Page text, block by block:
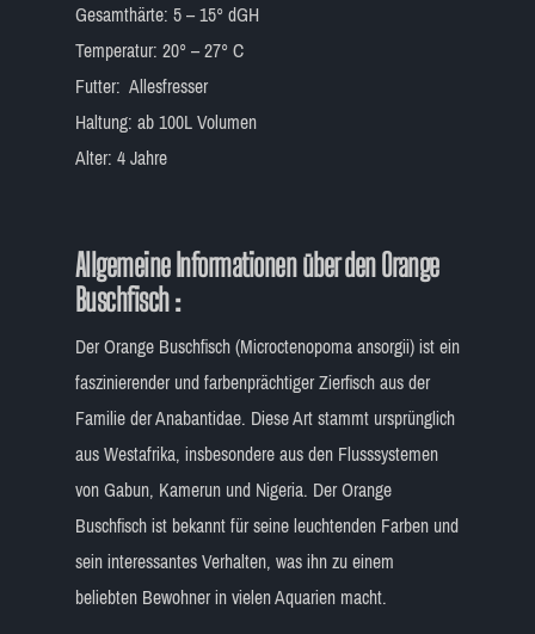
Gesamthärte: 5 – 15° dGH
Temperatur: 20° – 27° C
Futter: Allesfresser
Haltung: ab 100L Volumen
Alter: 4 Jahre
Allgemeine Informationen über den Orange
Buschfisch :
Der Orange Buschfisch (Microctenopoma ansorgii) ist ein
faszinierender und farbenprächtiger Zierfisch aus der
Familie der Anabantidae. Diese Art stammt ursprünglich
aus Westafrika, insbesondere aus den Flusssystemen
von Gabun, Kamerun und Nigeria. Der Orange
Buschfisch ist bekannt für seine leuchtenden Farben und
sein interessantes Verhalten, was ihn zu einem
beliebten Bewohner in vielen Aquarien macht.